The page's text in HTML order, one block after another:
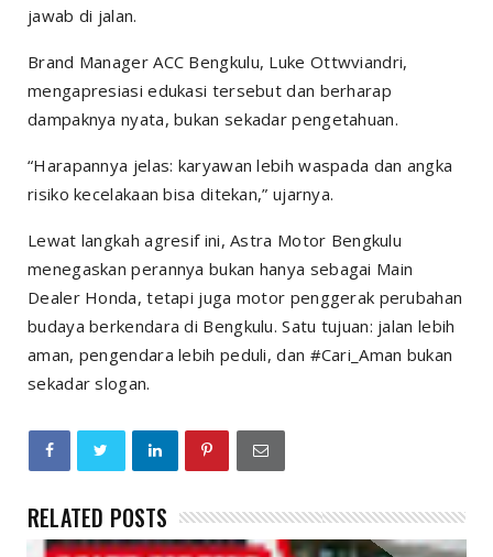
jawab di jalan.
Brand Manager ACC Bengkulu, Luke Ottwviandri,
mengapresiasi edukasi tersebut dan berharap
dampaknya nyata, bukan sekadar pengetahuan.
“Harapannya jelas: karyawan lebih waspada dan angka
risiko kecelakaan bisa ditekan,” ujarnya.
Lewat langkah agresif ini, Astra Motor Bengkulu
menegaskan perannya bukan hanya sebagai Main
Dealer Honda, tetapi juga motor penggerak perubahan
budaya berkendara di Bengkulu. Satu tujuan: jalan lebih
aman, pengendara lebih peduli, dan #Cari_Aman bukan
sekadar slogan.
RELATED POSTS